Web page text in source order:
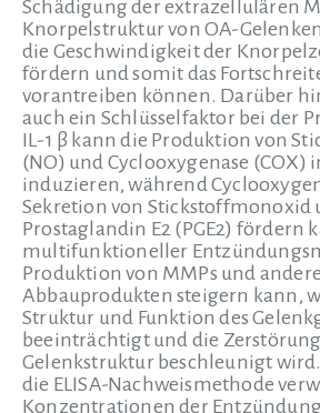
Schädigung der extrazellulären
Knorpelstruktur von OA-
die Geschwindigkeit der
fördern und somit das
vorantreiben können. Darüber
auch ein Schlüsselfaktor bei der
IL-1 β kann die Produktion von
(NO) und Cyclooxygenase (COX)
induzieren, während
Sekretion von Stickstoffmonoxid
Prostaglandin E2 (PGE2) fördern
multifunktioneller
Produktion von MMPs und
Abbauprodukten steigern kann,
Struktur und Funktion des
beeinträchtigt und die
Gelenkstruktur beschleunigt
die ELISA-Nachweismethode
Konzentrationen der